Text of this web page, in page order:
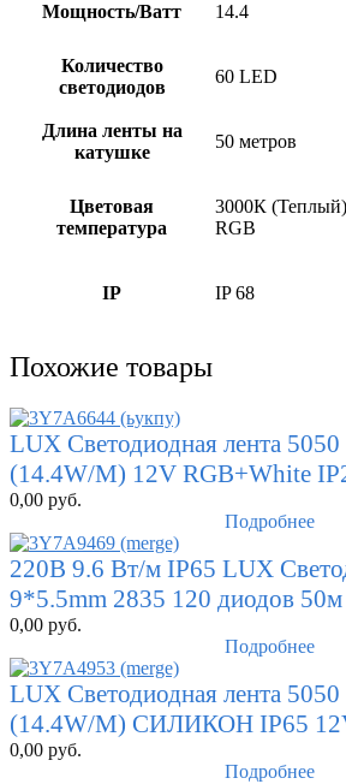
Мощность/Ватт 14.4
Количество
светодиодов
60 LED
Длина ленты на
катушке
50 метров
Цветовая
температура
3000К
RGB
IP IP 68
Похожие товары
LUX Светодиодная лента
(14.4W/M) 12V RGB+White
0,00 руб.
Подробнее
220В 9.6 Вт/м IP65 LUX
9*5.5mm 2835 120 диодов 50м
0,00 руб.
Подробнее
LUX Светодиодная лента
(14.4W/M) СИЛИКОН IP65
0,00 руб.
Подробнее